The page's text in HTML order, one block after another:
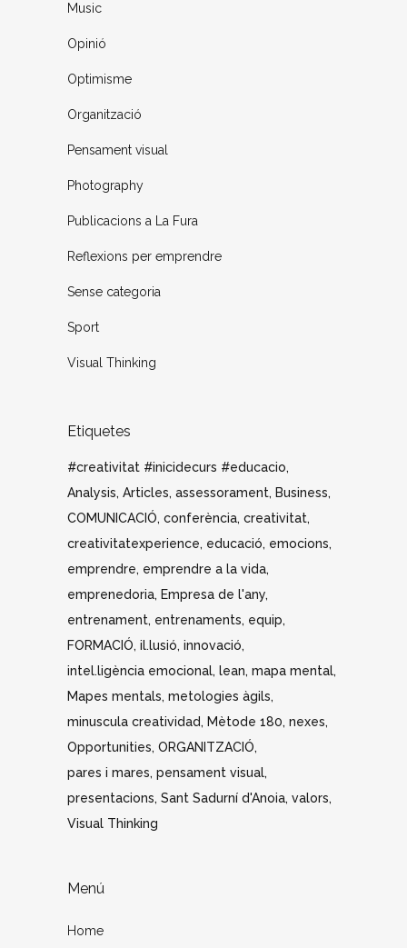
Music
Opinió
Optimisme
Organització
Pensament visual
Photography
Publicacions a La Fura
Reflexions per emprendre
Sense categoria
Sport
Visual Thinking
Etiquetes
#creativitat #inicidecurs #educacio
Analysis Articles assessorament Business
COMUNICACIÓ conferència creativitat
creativitatexperience educació emocions
emprendre emprendre a la vida
emprenedoria Empresa de l'any
entrenament entrenaments equip
FORMACIÓ il.lusió innovació
intel.ligència emocional lean mapa mental
Mapes mentals metologies àgils
minuscula creatividad
Mètode 180 nexes
Opportunities ORGANITZACIÓ
pares i mares pensament visual
presentacions Sant Sadurní d'Anoia valors
Visual Thinking
Menú
Home